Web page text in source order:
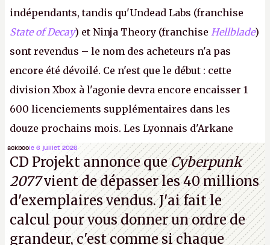
indépendants, tandis qu'Undead Labs (franchise
State of Decay) et Ninja Theory (franchise Hellblade)
sont revendus – le nom des acheteurs n'a pas
encore été dévoilé. Ce n'est que le début : cette
division Xbox à l'agonie devra encore encaisser 1
600 licenciements supplémentaires dans les
douze prochains mois. Les Lyonnais d'Arkane
(Dishonored, Deathloop) pourraient faire partie des
prochaines victimes, puisque Microsoft a confirmé
vouloir se séparer du studio.A.
ackboole 6 juillet 2026
CD Projekt annonce queCyberpunk
2077vient de dépasser les 40 millions
d'exemplaires vendus. J'ai fait le
calcul pour vous donner un ordre de
grandeur, c'est comme si chaque